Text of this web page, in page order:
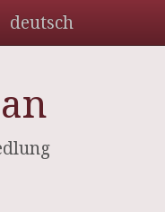
deutsch